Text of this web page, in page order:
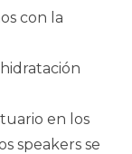
con la
en los
speakers se